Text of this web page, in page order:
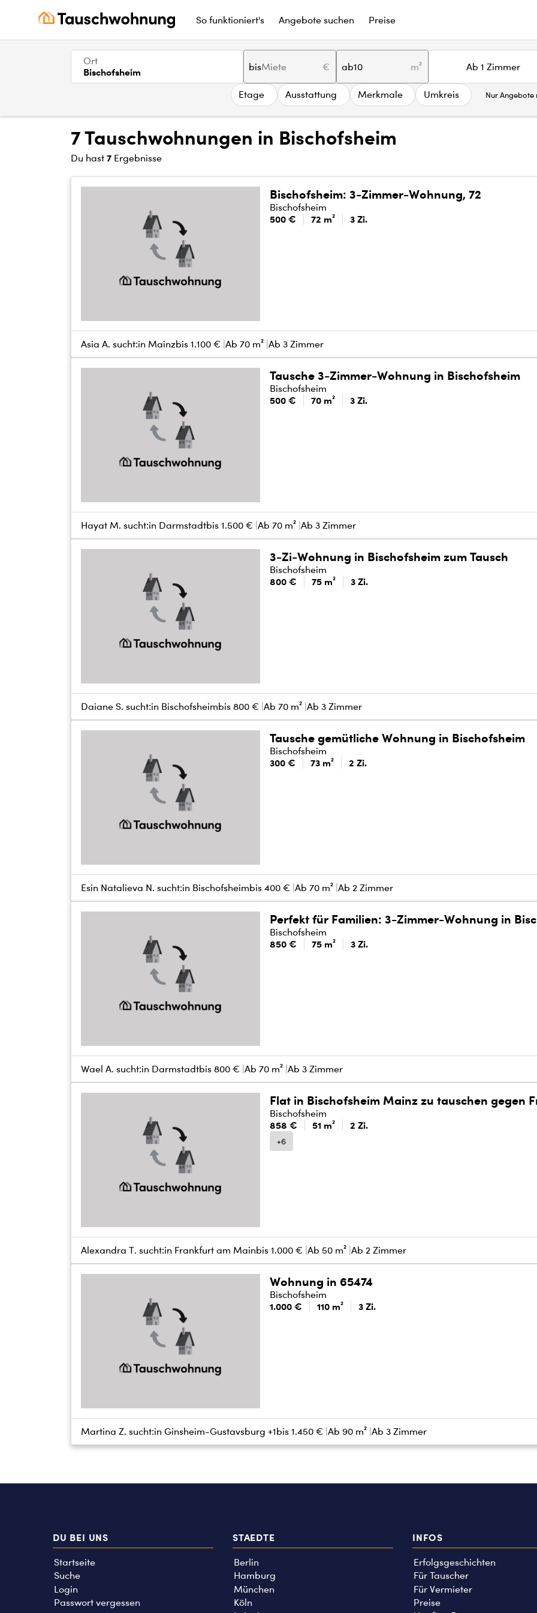
So funktioniert's Angebote suchen Preise
Ort
Bischofsheim bis € ab m² Ab 1 Zimmer
Etage Ausstattung Merkmale Umkreis Nur Angebote
7 Tauschwohnungen in Bischofsheim
Du hast 7 Ergebnisse
Bischofsheim: 3-Zimmer-Wohnung, 72
Bischofsheim
500 € 72 m² 3 Zi.
Asia A. sucht:in Mainzbis 1.100 € Ab 70 m² Ab 3 Zimmer
Tausche 3-Zimmer-Wohnung in Bischofsheim
Bischofsheim
500 € 70 m² 3 Zi.
Hayat M. sucht:in Darmstadtbis 1.500 € Ab 70 m² Ab 3 Zimmer
3-Zi-Wohnung in Bischofsheim zum Tausch
Bischofsheim
800 € 75 m² 3 Zi.
Daiane S. sucht:in Bischofsheimbis 800 € Ab 70 m² Ab 3 Zimmer
Tausche gemütliche Wohnung in Bischofsheim
Bischofsheim
300 € 73 m² 2 Zi.
Esin Natalieva N. sucht:in Bischofsheimbis 400 € Ab 70 m² Ab 2 Zimmer
Perfekt für Familien: 3-Zimmer-Wohnung in
Bischofsheim
850 € 75 m² 3 Zi.
Wael A. sucht:in Darmstadtbis 800 € Ab 70 m² Ab 3 Zimmer
Flat in Bischofsheim Mainz zu tauschen gegen
Bischofsheim
858 € 51 m² 2 Zi.
+6
Alexandra T. sucht:in Frankfurt am Mainbis 1.000 € Ab 50 m² Ab 2 Zimmer
Wohnung in 65474
Bischofsheim
1.000 € 110 m² 3 Zi.
Martina Z. sucht:in Ginsheim-Gustavsburg +1 bis 1.450 € Ab 90 m² Ab 3 Zimmer
DU BEI UNS
Startseite
Suche
Login
Passwort vergessen
STAEDTE
Berlin
Hamburg
München
Köln
INFOS
Erfolgsgeschichten
Für Tauscher
Für Vermieter
Preise